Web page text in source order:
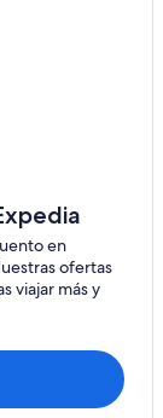
en
ofertas
viajar más y